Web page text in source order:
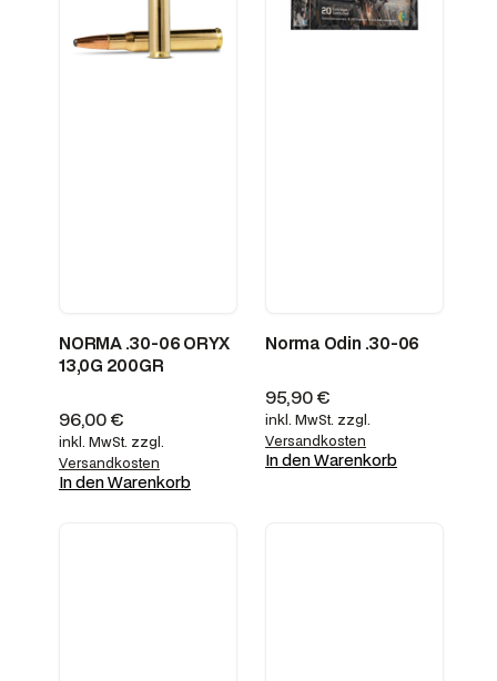
NORMA .30-06 ORYX
13,0G 200GR
96,00€
inkl. MwSt. zzgl.
Versandkosten
In den Warenkorb
Norma Odin .30-06
95,90€
inkl. MwSt. zzgl.
Versandkosten
In den Warenkorb